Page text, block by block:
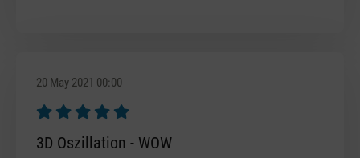
20 May 2021 00:00
Review with rating of 5 out of 5 stars
3D Oszillation - WOW